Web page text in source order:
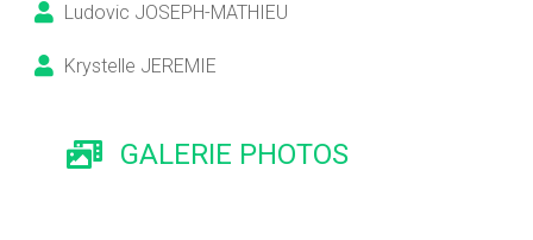
Ludovic JOSEPH-MATHIEU
Krystelle JEREMIE
GALERIE PHOTOS